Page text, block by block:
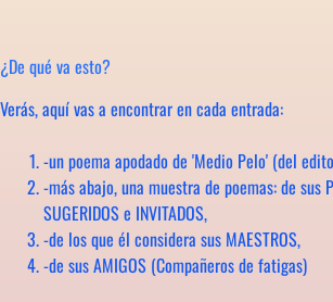
¿De qué va esto?
Verás, aquí vas a encontrar en cada entrada:
-un poema apodado de 'Medio Pelo' (del
-más abajo, una muestra de poemas: de sus
SUGERIDOS e INVITADOS,
-de los que él considera sus MAESTROS,
-de sus AMIGOS (Compañeros de fatigas)